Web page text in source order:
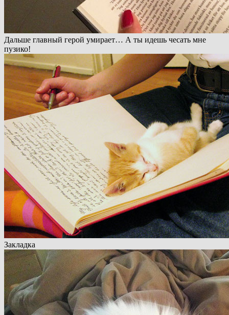
Дальше главный герой умирает… А ты идешь чесать мне
пузико!
Закладка